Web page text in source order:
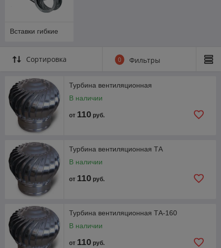
Вставки гибкие
Сортировка 0 Фильтры
Турбина вентиляционная
В наличии
от 110 руб.
Турбина вентиляционная ТА
В наличии
от 110 руб.
Турбина вентиляционная ТА-160
В наличии
от 110 руб.